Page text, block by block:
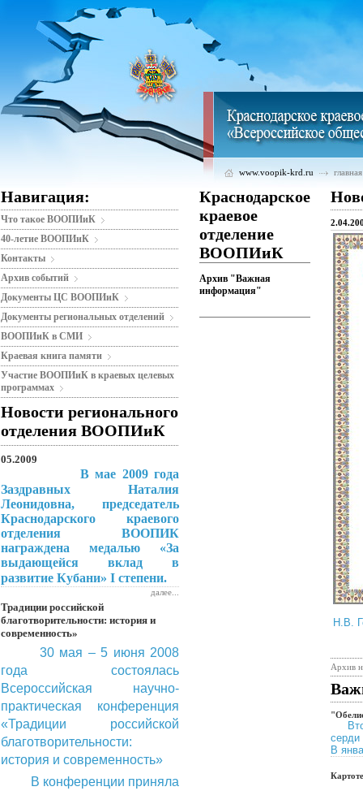
www.voopik-krd.ru главная
Навигация:
Что такое ВООПИиК
40-летие ВООПИиК
Контакты
Архив событий
Документы ЦС ВООПИиК
Документы региональных отделений
ВООПИиК в СМИ
Краевая книга памяти
Участие ВООПИиК в краевых целевых
программах
Новости регионального
отделения ВООПИиК
05.2009
В мае 2009 года
Заздравных Наталия
Леонидовна, председатель
Краснодарского краевого
отделения ВООПИК
награждена медалью «За
выдающейся вклад в
развитие Кубани» I степени.
далее...
Традиции российской
благотворительности: история и
современность»
30 мая – 5 июня 2008
года состоялась
Всероссийская научно-
практическая конференция
«Традиции российской
благотворительности:
история и современность»
В конференции приняла
Краснодарское
краевое
отделение
ВООПИиК
Архив "Важная
информация"
Н.В.
Архив
серди
В